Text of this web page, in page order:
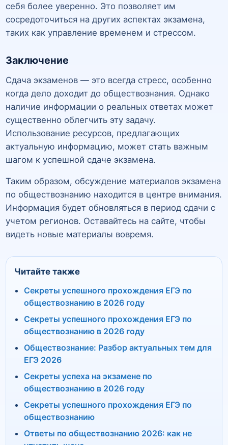
себя более уверенно. Это позволяет им
сосредоточиться на других аспектах экзамена,
таких как управление временем и стрессом.
Заключение
Сдача экзаменов — это всегда стресс, особенно
когда дело доходит до обществознания. Однако
наличие информации о реальных ответах может
существенно облегчить эту задачу.
Использование ресурсов, предлагающих
актуальную информацию, может стать важным
шагом к успешной сдаче экзамена.
Таким образом, обсуждение материалов экзамена
по обществознанию находится в центре внимания.
Информация будет обновляться в период сдачи с
учетом регионов. Оставайтесь на сайте, чтобы
видеть новые материалы вовремя.
Читайте также
Секреты успешного прохождения ЕГЭ по
обществознанию в 2026 году
Секреты успешного прохождения ЕГЭ по
обществознанию в 2026 году
Обществознание: Разбор актуальных тем для
ЕГЭ 2026
Секреты успеха на экзамене по
обществознанию в 2026 году
Секреты успешного прохождения ЕГЭ по
обществознанию
Ответы по обществознанию 2026: как не